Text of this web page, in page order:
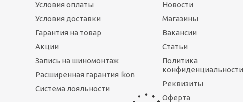
Мало
Условия оплаты
Условия доставки
Гарантия на товар
Акции
Запись на шиномонтаж
Расширенная гарантия Ikon
Система лояльности
Новости
Магазины
Вакансии
Статьи
Политика
конфиденциальности
Реквизиты
Оферта